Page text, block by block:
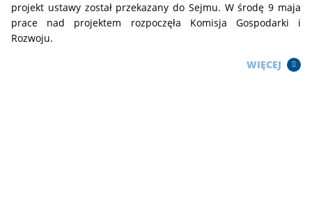
projekt ustawy został przekazany do Sejmu. W środę 9 maja
prace nad projektem rozpoczęła Komisja Gospodarki i
Rozwoju.
WIĘCEJ